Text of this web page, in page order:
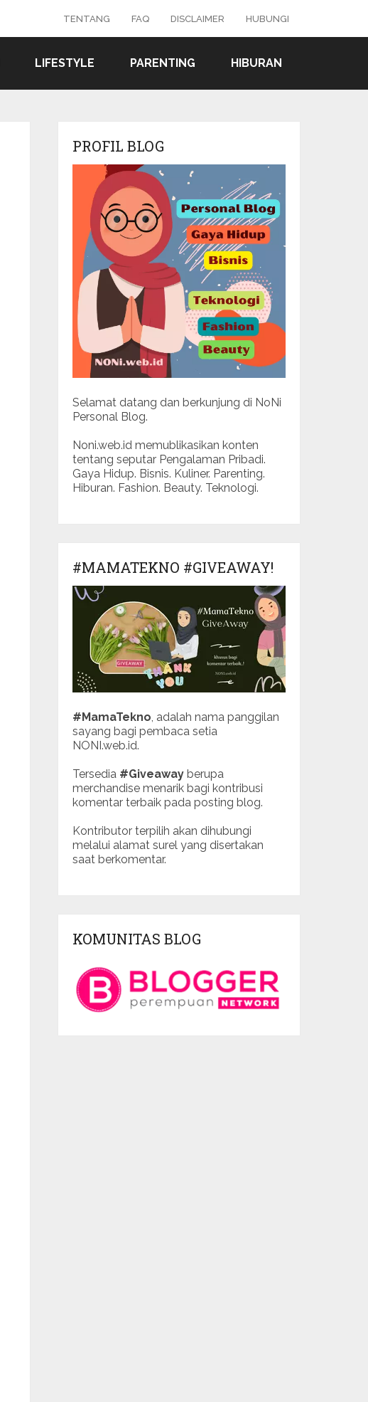
TENTANG FAQ DISCLAIMER HUBUNGI
LIFESTYLE PARENTING HIBURAN
PROFIL BLOG
Selamat datang dan berkunjung di NoNi
Personal Blog.
Noni.web.id memublikasikan konten
tentang seputar Pengalaman Pribadi.
Gaya Hidup. Bisnis. Kuliner. Parenting.
Hiburan. Fashion. Beauty. Teknologi.
#MAMATEKNO #GIVEAWAY!
#MamaTekno , adalah nama panggilan
sayang bagi pembaca setia
NONI.web.id.
Tersedia #Giveaway berupa
merchandise menarik bagi kontribusi
komentar terbaik pada posting blog.
Kontributor terpilih akan dihubungi
melalui alamat surel yang disertakan
saat berkomentar.
KOMUNITAS BLOG